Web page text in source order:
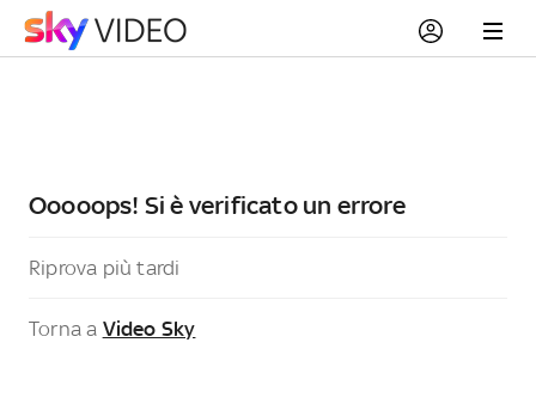
Ooooops! Si è verificato un errore
Riprova più tardi
Torna a Video Sky